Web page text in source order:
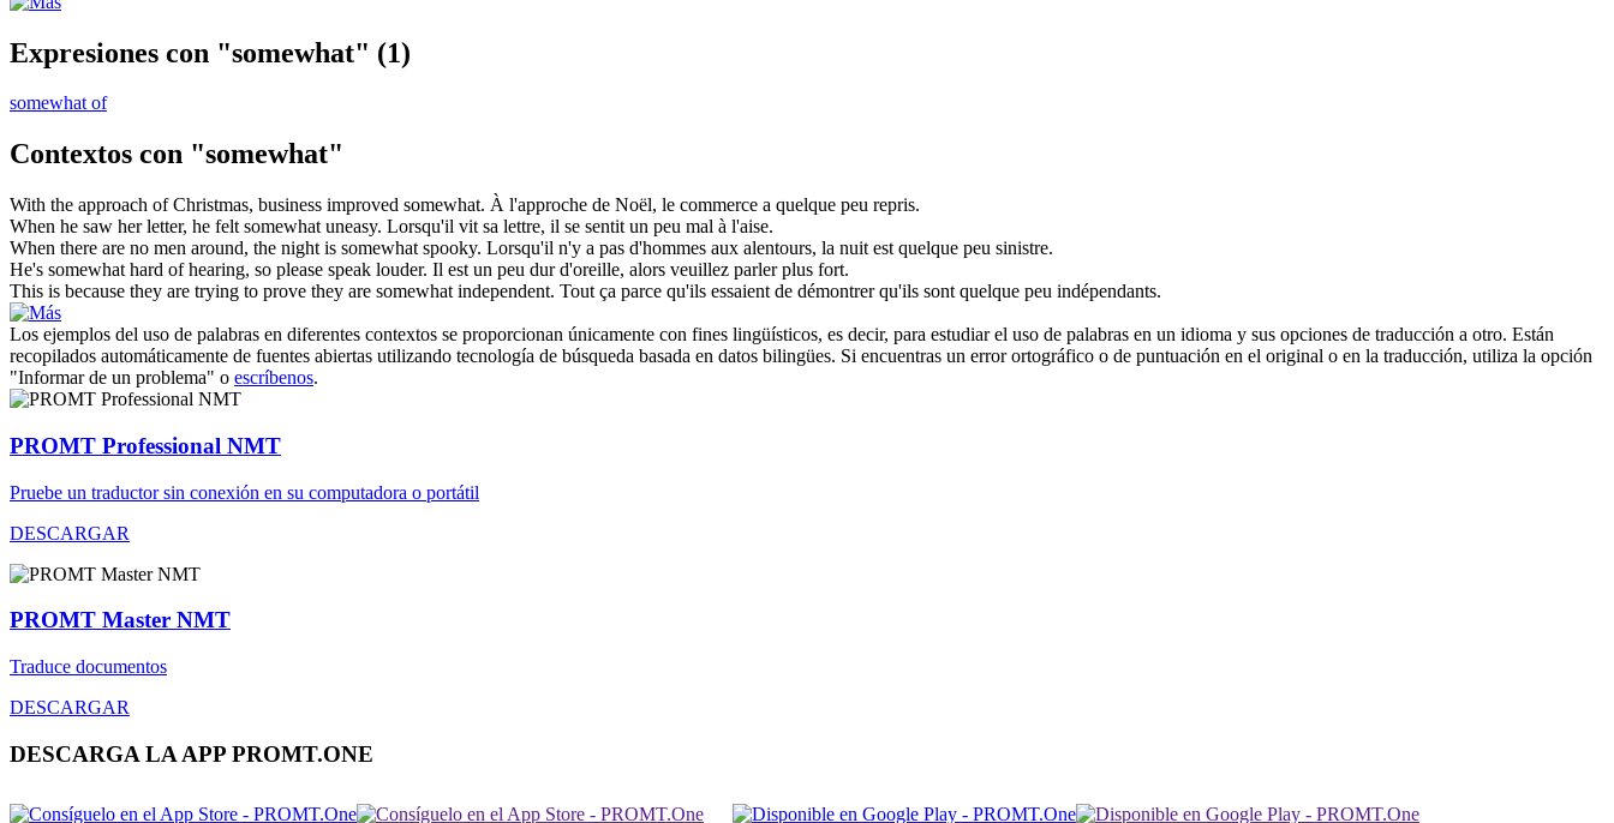
Expresiones con "somewhat" (1)
somewhat of
Contextos con "somewhat"
With the approach of Christmas, business improved somewhat. À l'approche de Noël, le commerce a quelque peu repris.
When he saw her letter, he felt somewhat uneasy. Lorsqu'il vit sa lettre, il se sentit un peu mal à l'aise.
When there are no men around, the night is somewhat spooky. Lorsqu'il n'y a pas d'hommes aux alentours, la nuit est quelque peu sinistre.
He's somewhat hard of hearing, so please speak louder. Il est un peu dur d'oreille, alors veuillez parler plus fort.
This is because they are trying to prove they are somewhat independent. Tout ça parce qu'ils essaient de démontrer qu'ils sont quelque peu indépendants.
Los ejemplos del uso de palabras en diferentes contextos se proporcionan únicamente con fines lingüísticos, es decir, para estudiar el uso de palabras en un idioma y sus opciones de traducción a otro. Están
recopilados automáticamente de fuentes abiertas utilizando tecnología de búsqueda basada en datos bilingües. Si encuentras un error ortográfico o de puntuación en el original o en la traducción, utiliza la opción
"Informar de un problema" o escríbenos.
PROMT Professional NMT
Pruebe un traductor sin conexión en su computadora o portátil
DESCARGAR
PROMT Master NMT
Traduce documentos
DESCARGAR
DESCARGA LA APP PROMT.ONE